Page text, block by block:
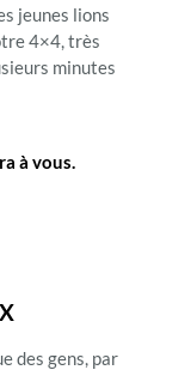
jeunes lions
4×4, très
minutes
à vous.
des gens, par